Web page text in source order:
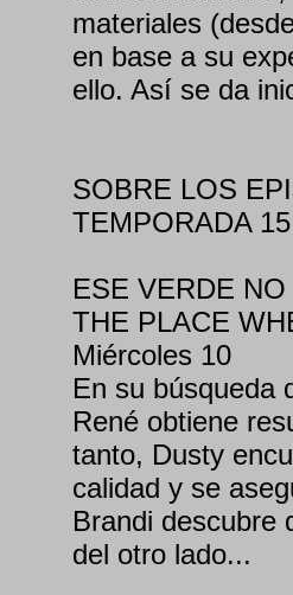
materiales
en base a su
ello. Así se da
SOBRE LOS
TEMPORADA 15
ESE VERDE
THE PLACE
Miércoles 10
En su búsqueda
René obtiene
tanto, Dusty
calidad y se
Brandi descubre
del otro lado...